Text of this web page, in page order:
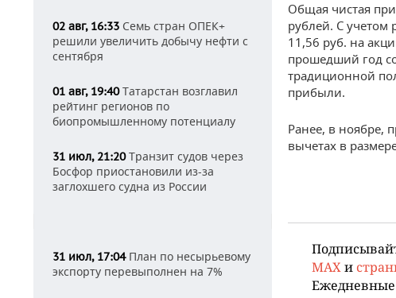
02 авг, 16:33 Семь стран ОПЕК+
решили увеличить добычу нефти с
сентября
01 авг, 19:40Татарстан возглавил
рейтинг регионов по
биопромышленному потенциалу
31 июл, 21:20Транзит судов через
Босфор приостановили из-за
заглохшего судна из России
31 июл, 17:04План по несырьевому
экспорту перевыполнен на 7%
Общая чистая
рублей. С учетом
11,56 руб. на
прошедший год
традиционной
прибыли.
Ранее, в ноябре,
вычетах в
MAXи
Ежедневные